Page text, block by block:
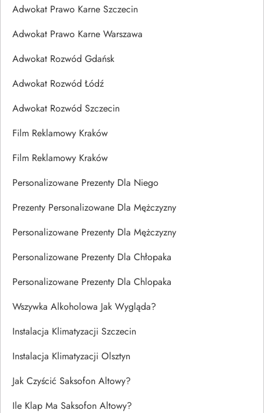
Adwokat Prawo Karne Szczecin
Adwokat Prawo Karne Warszawa
Adwokat Rozwód Gdańsk
Adwokat Rozwód Łódź
Adwokat Rozwód Szczecin
Film Reklamowy Kraków
Film Reklamowy Kraków
Personalizowane Prezenty Dla Niego
Prezenty Personalizowane Dla Mężczyzny
Personalizowane Prezenty Dla Mężczyzny
Personalizowane Prezenty Dla Chłopaka
Personalizowane Prezenty Dla Chlopaka
Wszywka Alkoholowa Jak Wygląda?
Instalacja Klimatyzacji Szczecin
Instalacja Klimatyzacji Olsztyn
Jak Czyścić Saksofon Altowy?
Ile Klap Ma Saksofon Altowy?